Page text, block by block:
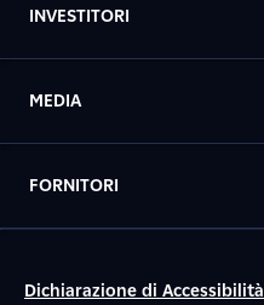
INVESTITORI
MEDIA
FORNITORI
Dichiarazione di Accessibilità